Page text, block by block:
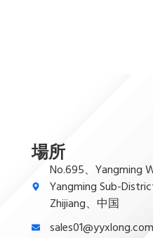
場所
No.695、Yangming
Yangming Sub-
Zhijiang、中国
sales01@yyxlong.com